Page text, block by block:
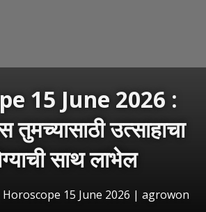
15 June 2026 :
उत्साहाचा
साथ लाभेल
Horoscope 15 June 2026 | agrowon